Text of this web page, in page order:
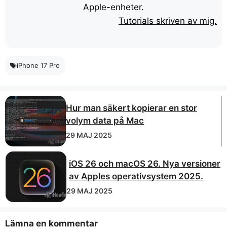
Apple-enheter.
Tutorials skriven av mig.
iPhone 17 Pro
Hur man säkert kopierar en stor
volym data på Mac
29 MAJ 2025
iOS 26 och macOS 26. Nya versioner
av Apples operativsystem 2025.
29 MAJ 2025
Lämna en kommentar